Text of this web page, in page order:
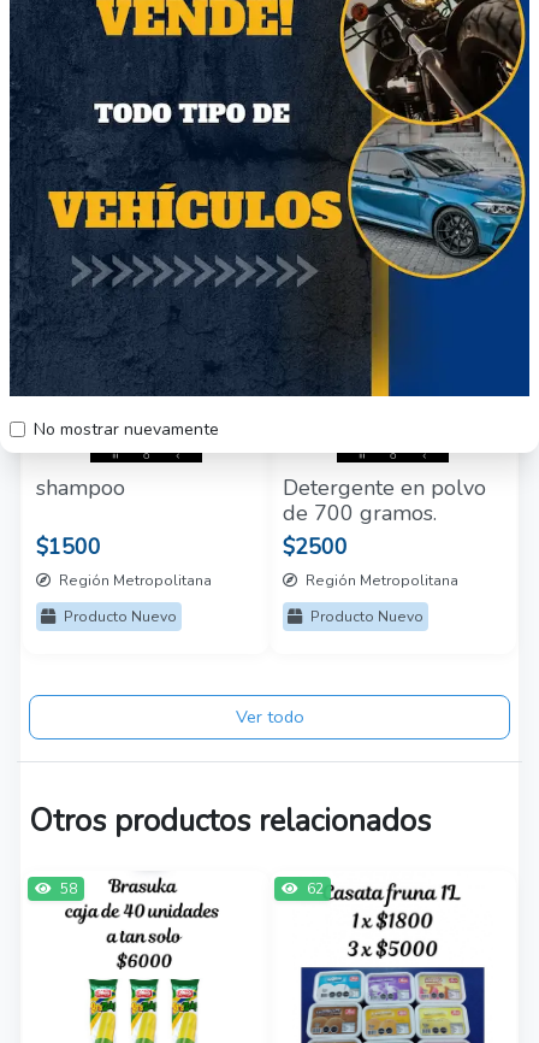
No mostrar nuevamente
Tinruea de pelo
$2200
Región Metropolitana
Producto Nuevo
Casata de 1 lt.
$1800
Región Metropolitana
Producto Nuevo
58
shampoo
$1500
Región Metropolitana
Producto Nuevo
42
Detergente en polvo
de 700 gramos.
$2500
Región Metropolitana
Producto Nuevo
Ver todo
Otros productos relacionados
58 62